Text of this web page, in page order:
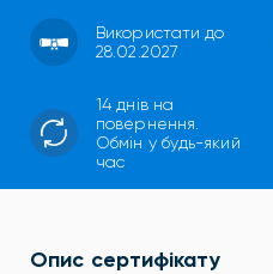
Використати до
28.02.2027
14 днів на
повернення.
Обмін у будь-який
час
Опис сертифікату